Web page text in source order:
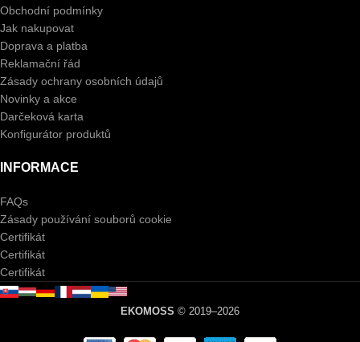
Obchodní podmínky
Jak nakupovat
Doprava a platba
Reklamační řád
Zásady ochrany osobních údajů
Novinky a akce
Darčeková karta
Konfigurátor produktů
INFORMACE
FAQs
Zásady používání souborů cookie
Certifikát
Certifikát
Certifikát
EKOMOSS © 2019–2026